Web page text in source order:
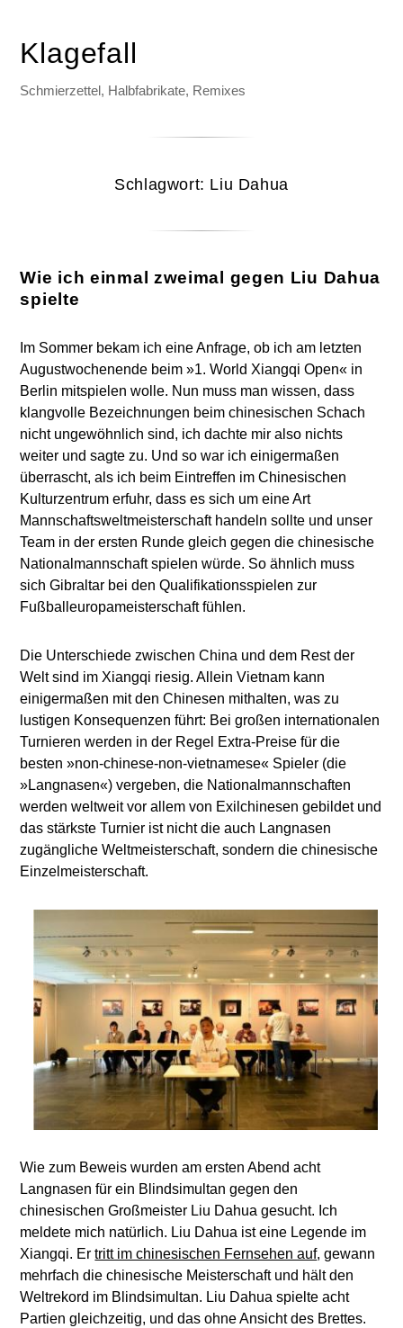
Klagefall
Schmierzettel, Halbfabrikate, Remixes
Schlagwort: Liu Dahua
Wie ich einmal zweimal gegen Liu Dahua
spielte
Im Sommer bekam ich eine Anfrage, ob ich am letzten
Augustwochenende beim »1. World Xiangqi Open« in
Berlin mitspielen wolle. Nun muss man wissen, dass
klangvolle Bezeichnungen beim chinesischen Schach
nicht ungewöhnlich sind, ich dachte mir also nichts
weiter und sagte zu. Und so war ich einigermaßen
überrascht, als ich beim Eintreffen im Chinesischen
Kulturzentrum erfuhr, dass es sich um eine Art
Mannschaftsweltmeisterschaft handeln sollte und unser
Team in der ersten Runde gleich gegen die chinesische
Nationalmannschaft spielen würde. So ähnlich muss
sich Gibraltar bei den Qualifikationsspielen zur
Fußballeuropameisterschaft fühlen.
Die Unterschiede zwischen China und dem Rest der
Welt sind im Xiangqi riesig. Allein Vietnam kann
einigermaßen mit den Chinesen mithalten, was zu
lustigen Konsequenzen führt: Bei großen internationalen
Turnieren werden in der Regel Extra-Preise für die
besten »non-chinese-non-vietnamese« Spieler (die
»Langnasen«) vergeben, die Nationalmannschaften
werden weltweit vor allem von Exilchinesen gebildet und
das stärkste Turnier ist nicht die auch Langnasen
zugängliche Weltmeisterschaft, sondern die chinesische
Einzelmeisterschaft.
Wie zum Beweis wurden am ersten Abend acht
Langnasen für ein Blindsimultan gegen den
chinesischen Großmeister Liu Dahua gesucht. Ich
meldete mich natürlich. Liu Dahua ist eine Legende im
Xiangqi. Ertritt im chinesischen Fernsehen auf, gewann
mehrfach die chinesische Meisterschaft und hält den
Weltrekord im Blindsimultan. Liu Dahua spielte acht
Partien gleichzeitig, und das ohne Ansicht des Brettes.